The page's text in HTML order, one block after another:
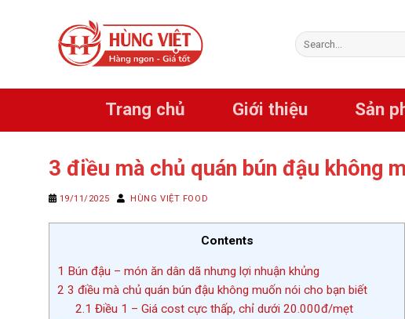
Search
for:
Trang chủ Giới thiệu Sản
3 điều mà chủ quán bún đậu không
19/11/2025 HÙNG VIỆT FOOD
Contents
1 Bún đậu – món ăn dân dã nhưng lợi nhuận khủng
2 3 điều mà chủ quán bún đậu không muốn nói cho bạn biết
2.1 Điều 1 – Giá cost cực thấp, chỉ dưới 20.000đ/mẹt